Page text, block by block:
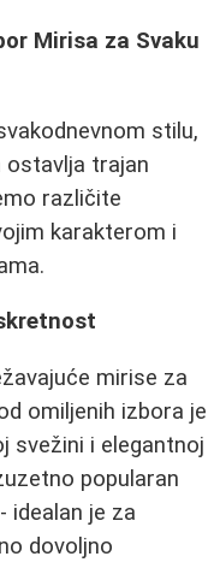
Mirisa za Svaku
stilu,
ostavlja trajan
različite
karakterom i
mirise za
omiljenih izbora je
svežini i elegantnoj
popularan
idealan je za
dovoljno